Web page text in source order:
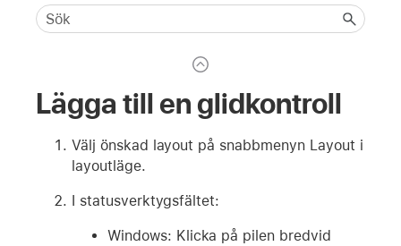
Lägga till en glidkontroll
Välj önskad layout på snabbmenyn Layout i
layoutläge.
I statusverktygsfältet:
Windows: Klicka på pilen bredvid